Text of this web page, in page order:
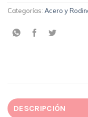
Categorías: Acero y
DESCRIPCIÓN